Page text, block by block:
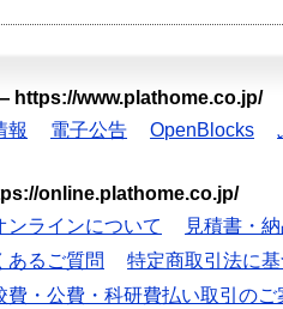
https://www.plathome.co.jp/
報 電子公告 OpenBlocks
online.plathome.co.jp/
ンラインについて
見積書・
あるご質問
特定商取引法に
費・公費・科研費払い取引のご